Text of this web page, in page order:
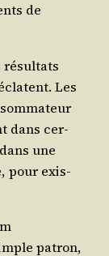
de
résul­tats
Les
dans cer­
une
pour exis­
patron,